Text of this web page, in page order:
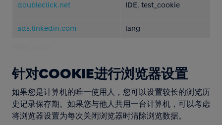
doubleclick.net IDE, test_cookie
ads.linkedin.com lang
针对COOKIE进行浏览器设置
如果您是计算机的唯一使用人，您可以设置较长的浏览历
史记录保存期。如果您与他人共用一台计算机，可以考虑
将浏览器设置为每次关闭浏览器时清除浏览数据。